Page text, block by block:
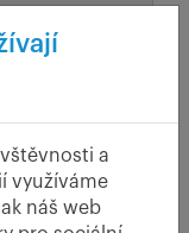
a
využíváme
náš web